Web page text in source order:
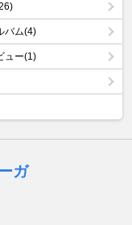
バム(4)
ュー(1)
ガ